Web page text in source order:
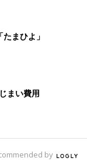
のトラブル 解決テ
まひよ」
まい費用
by